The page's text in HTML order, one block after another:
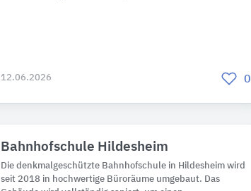
12.06.2026 0
Bahnhofschule Hildesheim
Die denkmalgeschützte Bahnhofschule in Hildesheim wird
seit 2018 in hochwertige Büroräume umgebaut. Das